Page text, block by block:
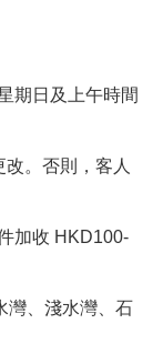
期日及上午時間
。否則，客人
加收 HKD100-
灣、淺水灣、石